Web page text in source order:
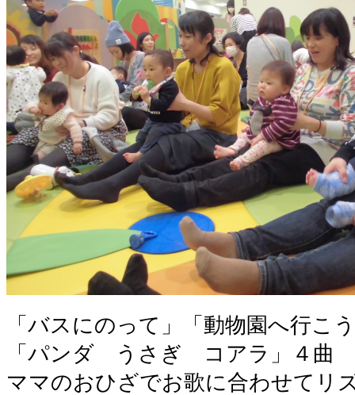
「バスにのって」「動物園へ行
「パンダ うさぎ コアラ」４曲
ママのおひざでお歌に合わせてリ